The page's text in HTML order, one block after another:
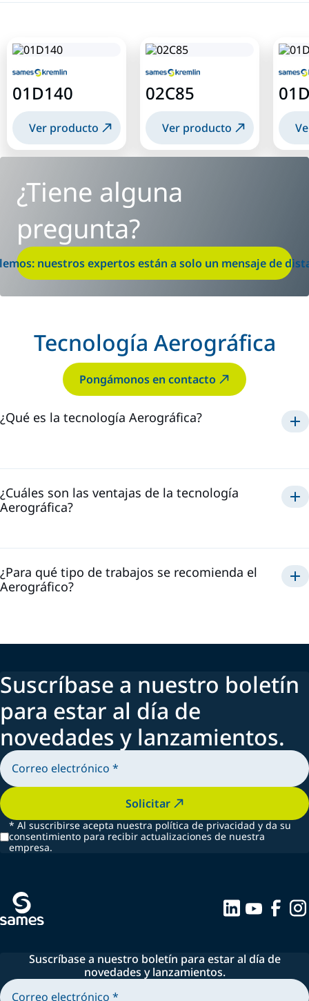
01D140
Ver producto
02C85
Ver producto
¿Tiene alguna
pregunta?
nuestros expertos están a solo un mensaje de
Tecnología Aerográfica
Pongámonos en contacto
¿Qué es la tecnología Aerográfica?
¿Cuáles son las ventajas de la tecnología
Aerográfica?
¿Para qué tipo de trabajos se recomienda el
Aerográfico?
Suscríbase a nuestro boletín
para estar al día de
novedades y lanzamientos.
Solicitar
* Al suscribirse acepta nuestra política de privacidad y da su
consentimiento para recibir actualizaciones de nuestra
empresa.
Suscríbase a nuestro boletín para estar al día de
novedades y lanzamientos.